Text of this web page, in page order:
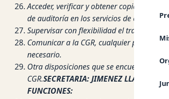
Acceder, verificar y obtener copias de
de auditoría en los servicios de control
Supervisar con flexibilidad el trabajo de
Comunicar a la CGR, cualquier
necesario.
Otra disposiciones que se encuentran
CGR.SECRETARIA: JIMENEZ
FUNCIONES: